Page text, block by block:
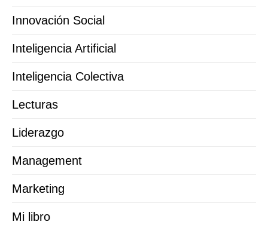
Innovación Social
Inteligencia Artificial
Inteligencia Colectiva
Lecturas
Liderazgo
Management
Marketing
Mi libro